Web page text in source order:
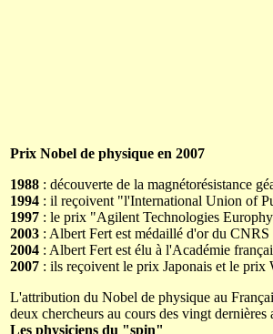
Prix Nobel de physique en 2007
1988 : découverte de la magnétorésistance
1994 : il reçoivent "l'International Union of
1997 : le prix "Agilent Technologies
2003 : Albert Fert est médaillé d'or du
2004 : Albert Fert est élu à l'Académie
2007 : ils reçoivent le prix Japonais et le
L'attribution du Nobel de physique au
deux chercheurs au cours des vingt
Les physiciens du "spin"